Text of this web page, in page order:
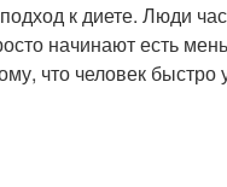
к диете. Люди
начинают есть
что человек быстро